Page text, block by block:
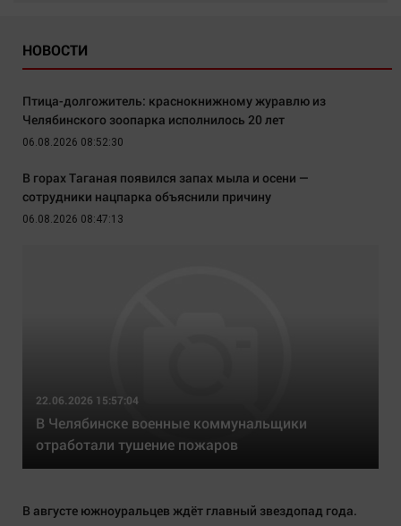
НОВОСТИ
Птица-долгожитель: краснокнижному журавлю из
Челябинского зоопарка исполнилось 20 лет
06.08.2026 08:52:30
В горах Таганая появился запах мыла и осени —
сотрудники нацпарка объяснили причину
06.08.2026 08:47:13
22.06.2026 15:57:04
В Челябинске военные коммунальщики
отработали тушение пожаров
В августе южноуральцев ждёт главный звездопад года.